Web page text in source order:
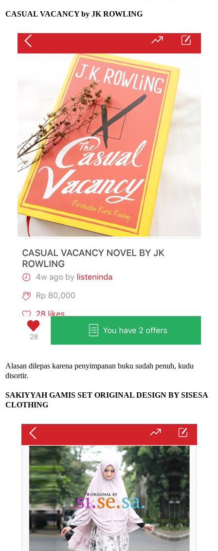
CASUAL VACANCY by JK ROWLING
Alasan dilepas karena penyimpanan buku sudah penuh, kudu
disortir.
SAKIYYAH GAMIS SET ORIGINAL DESIGN BY SISESA
CLOTHING